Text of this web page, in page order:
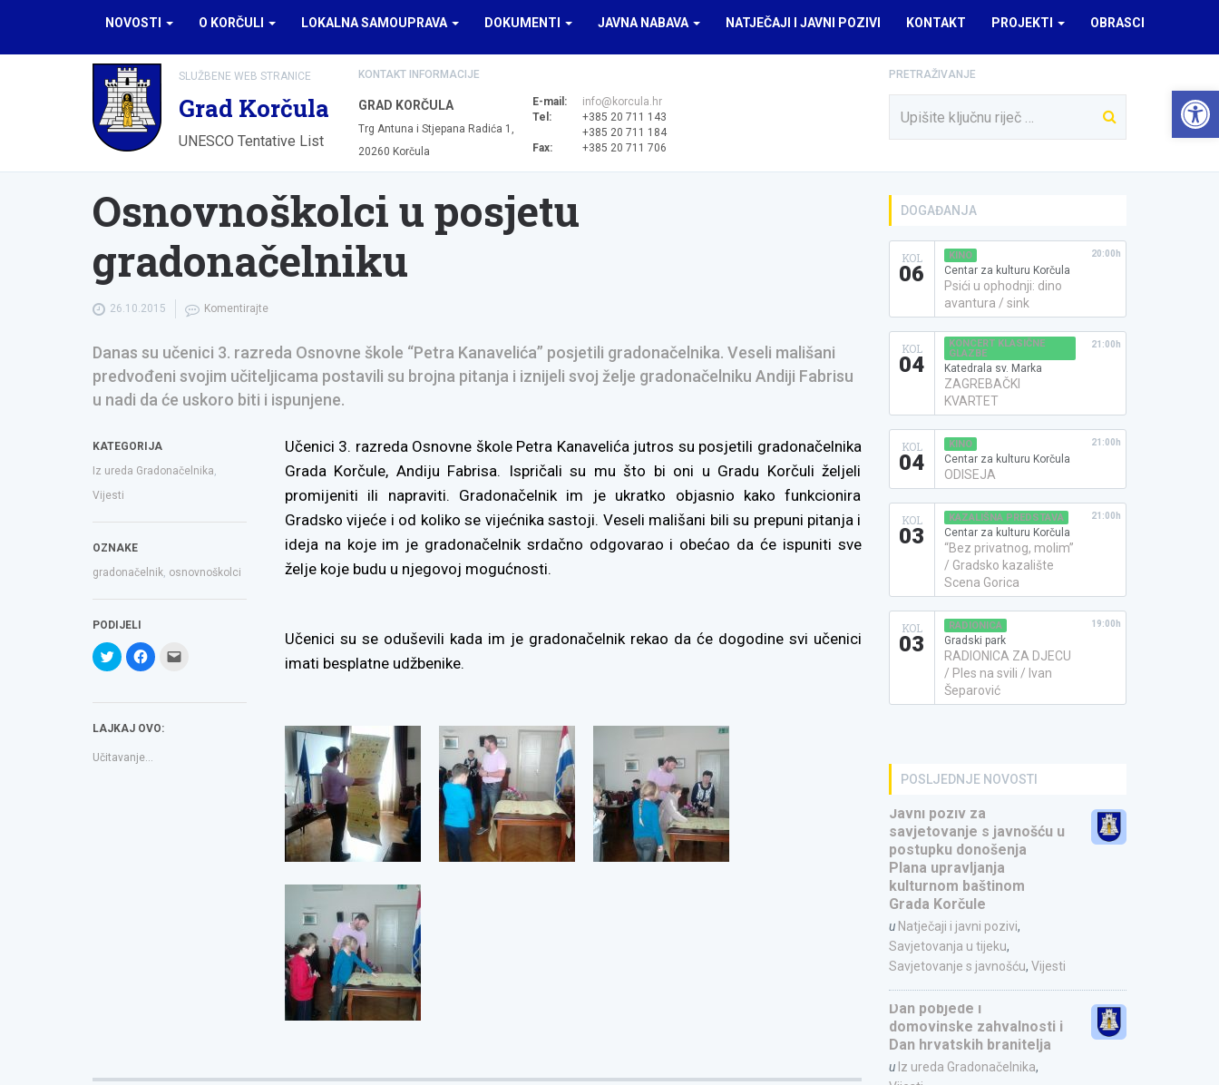
NOVOSTI O KORČULI LOKALNA SAMOUPRAVA DOKUMENTI JAVNA NABAVA NATJEČAJI I JAVNI POZIVI KONTAKT PROJEKTI OBRASCI
SLUŽBENE WEB STRANICE
Grad Korčula
UNESCO Tentative List
KONTAKT INFORMACIJE
GRAD KORČULA
Trg Antuna i Stjepana Radića 1,
20260 Korčula
E-mail:
info@korcula.hr
Tel:
+385 20 711 143
+385 20 711 184
Fax:
+385 20 711 706
PRETRAŽIVANJE
Osnovnoškolci u posjetu
gradonačelniku
26.10.2015 Komentirajte
Danas su učenici 3. razreda Osnovne škole “Petra Kanavelića” posjetili gradonačelnika. Veseli mališani
predvođeni svojim učiteljicama postavili su brojna pitanja i iznijeli svoj želje gradonačelniku Andiji Fabrisu
u nadi da će uskoro biti i ispunjene.
Učenici 3. razreda Osnovne škole Petra Kanavelića jutros su posjetili gradonačelnika
Grada Korčule, Andiju Fabrisa. Ispričali su mu što bi oni u Gradu Korčuli željeli
promijeniti ili napraviti. Gradonačelnik im je ukratko objasnio kako funkcionira
Gradsko vijeće i od koliko se vijećnika sastoji. Veseli mališani bili su prepuni pitanja i
ideja na koje im je gradonačelnik srdačno odgovarao i obećao da će ispuniti sve
želje koje budu u njegovoj mogućnosti.
Učenici su se oduševili kada im je gradonačelnik rekao da će dogodine svi učenici
imati besplatne udžbenike.
KATEGORIJA
Iz ureda Gradonačelnika,
Vijesti
OZNAKE
gradonačelnik, osnovnoškolci
PODIJELI
Podijeli
na
Twitteru
u
prozoru)
Klikom
podijelite
u
prozoru)
to
LAJKAJ OVO:
Učitavanje...
DOGAĐANJA
KOL
06
KINO
Centar za kulturu Korčula
Psići u ophodnji: dino
avantura / sink
20:00h
KOL
04
KONCERT KLASIČNE
GLAZBE
Katedrala sv. Marka
ZAGREBAČKI
KVARTET
21:00h
KOL
04
KINO
Centar za kulturu Korčula
ODISEJA
21:00h
KOL
03
KAZALIŠNA PREDSTAVA
Centar za kulturu Korčula
“Bez privatnog, molim”
/ Gradsko kazalište
Scena Gorica
21:00h
KOL
03
RADIONICA
Gradski park
RADIONICA ZA DJECU
/ Ples na svili / Ivan
Šeparović
19:00h
POSLJEDNJE NOVOSTI
Javni poziv za
savjetovanje s javnošću u
postupku donošenja
Plana upravljanja
kulturnom baštinom
Grada Korčule
u Natječaji i javni pozivi,
Savjetovanja u tijeku,
Savjetovanje s javnošću, Vijesti
Dan pobjede i
domovinske zahvalnosti i
Dan hrvatskih branitelja
u Iz ureda Gradonačelnika,